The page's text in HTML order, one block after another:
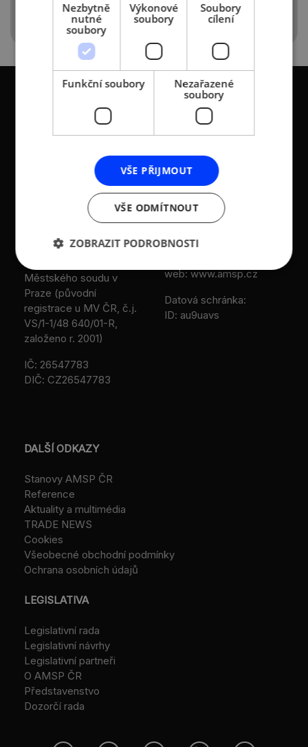
Asociace malých a
středních podniků a
živnostníků České
republiky (AMSP ČR)
Zápis v OR: Spisová
značka L 12282 vedená u
Městského soudu v
Praze (původní
registrace u MV ČR, č.j.
VS/1-1/48 640/01-R,
založeno r. 2001)
IČ: 26547783
DIČ: CZ26547783
Sokolovská 100/94
186 00 Praha 8 - Karlín
+420 236 080 454
web: www.amsp.cz
Datová schránka:
ID: au9uavs
DALŠÍ ODKAZY
Stanovy AMSP ČR
Reference
Aktuality a multimédia
TRADE NEWS
Cookies
Všeobecné obchodní podmínky
Ochrana osobních údajů
LEGISLATIVA
Legislativní rada
Legislativní návrhy
Legislativní partneři
O AMSP ČR
Představenstvo
Dozorčí rada
Nezbytně
nutné
soubory
Výkonové
soubory
Soubory
cílení
Funkční soubory
Nezařazené
soubory
VŠE PŘIJMOUT
VŠE ODMÍTNOUT
ZOBRAZIT PODROBNOSTI